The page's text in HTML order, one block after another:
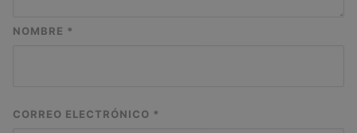
NOMBRE *
CORREO ELECTRÓNICO *